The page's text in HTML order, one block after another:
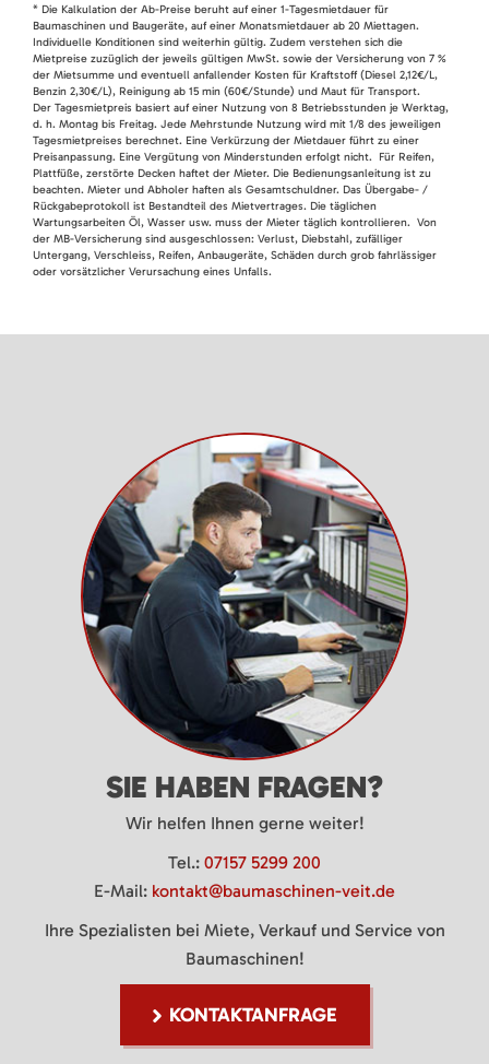
* Die Kalkulation der Ab-Preise beruht auf einer 1-Tagesmietdauer für
Baumaschinen und Baugeräte, auf einer Monatsmietdauer ab 20 Miettagen.
Individuelle Konditionen sind weiterhin gültig. Zudem verstehen sich die
Mietpreise zuzüglich der jeweils gültigen MwSt. sowie der Versicherung von 7 %
der Mietsumme und eventuell anfallender Kosten für Kraftstoff (Diesel 2,12€/L,
Benzin 2,30€/L), Reinigung ab 15 min (60€/Stunde) und Maut für Transport.
Der Tagesmietpreis basiert auf einer Nutzung von 8 Betriebsstunden je Werktag,
d. h. Montag bis Freitag. Jede Mehrstunde Nutzung wird mit 1/8 des jeweiligen
Tagesmietpreises berechnet. Eine Verkürzung der Mietdauer führt zu einer
Preisanpassung. Eine Vergütung von Minderstunden erfolgt nicht. Für Reifen,
Plattfüße, zerstörte Decken haftet der Mieter. Die Bedienungsanleitung ist zu
beachten. Mieter und Abholer haften als Gesamtschuldner. Das Übergabe- /
Rückgabeprotokoll ist Bestandteil des Mietvertrages. Die täglichen
Wartungsarbeiten Öl, Wasser usw. muss der Mieter täglich kontrollieren. Von
der MB-Versicherung sind ausgeschlossen: Verlust, Diebstahl, zufälliger
Untergang, Verschleiss, Reifen, Anbaugeräte, Schäden durch grob fahrlässiger
oder vorsätzlicher Verursachung eines Unfalls.
SIE HABEN FRAGEN?
Wir helfen Ihnen gerne weiter!
Tel.: 07157 5299 200
E-Mail: kontakt@baumaschinen-veit.de
Ihre Spezialisten bei Miete, Verkauf und Service von
Baumaschinen!
KONTAKTANFRAGE